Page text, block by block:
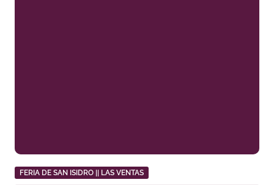
FERIA DE SAN ISIDRO || LAS VENTAS